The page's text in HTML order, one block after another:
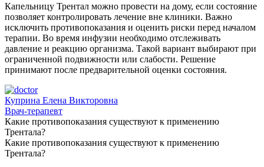
Капельницу Трентал можно провести на дому, если состояние
позволяет контролировать лечение вне клиники. Важно
исключить противопоказания и оценить риски перед началом
терапии. Во время инфузии необходимо отслеживать
давление и реакцию организма. Такой вариант выбирают при
ограниченной подвижности или слабости. Решение
принимают после предварительной оценки состояния.
Куприна Елена Викторовна
Врач-терапевт
Какие противопоказания существуют к применению
Трентала?
Какие противопоказания существуют к применению
Трентала?